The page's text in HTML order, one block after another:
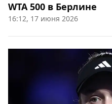
WTA 500 в Берлине
16:12, 17 июня 2026